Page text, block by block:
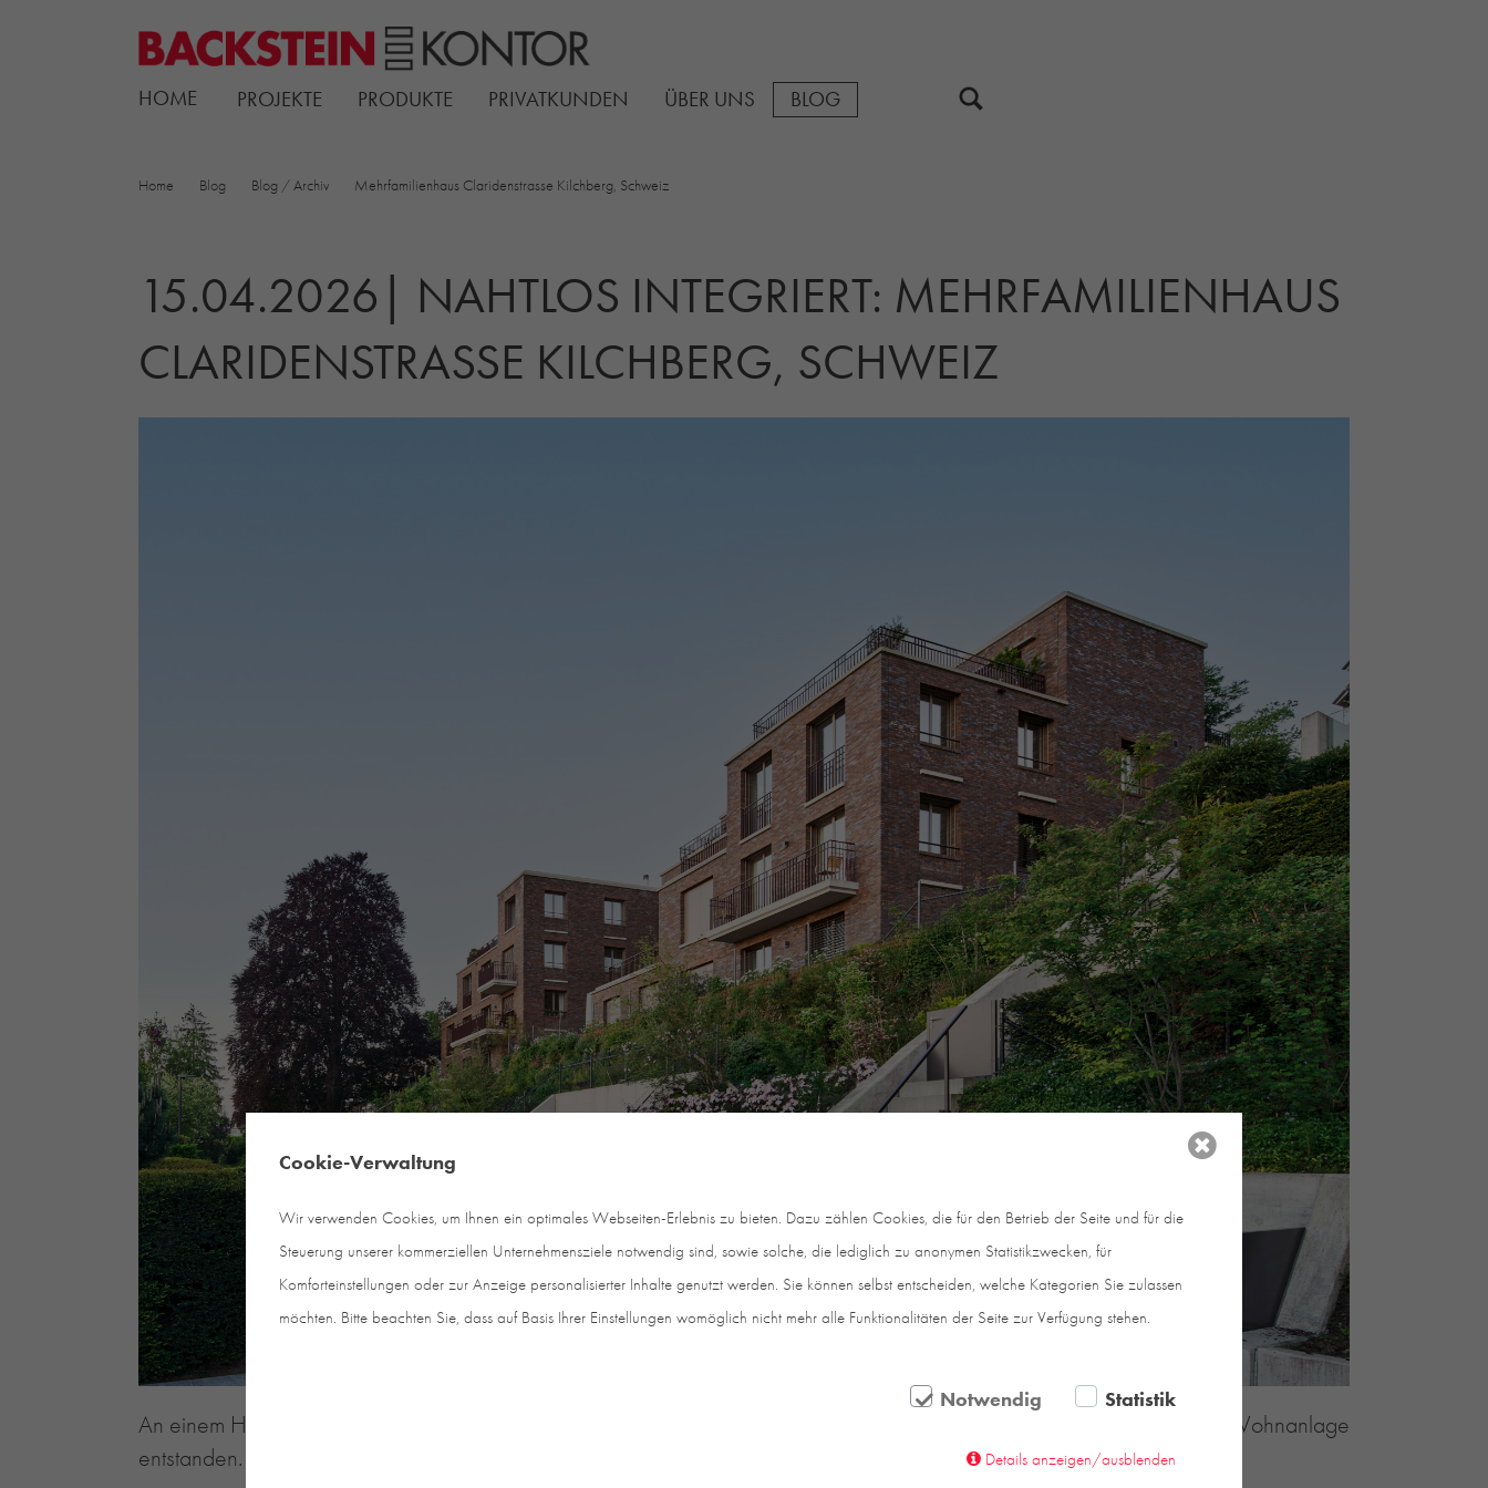
HOME PROJEKTE PRODUKTE PRIVATKUNDEN ÜBER UNS BLOG
Home Blog Blog / Archiv Mehrfamilienhaus Claridenstrasse Kilchberg, Schweiz
15.04.2026| NAHTLOS INTEGRIERT: MEHRFAMILIENHAUS
CLARIDENSTRASSE KILCHBERG, SCHWEIZ
An einem Hang mit wunderschönem Blick auf den Zürichsee ist in der Claridenstrasse in Kilchberg eine neue, attraktive Wohnanlage
entstanden. Sie besteht aus zwei Punkthäusern mit je vier exklusiven Wohnungen.
Cookie-Verwaltung
Wir verwenden Cookies, um Ihnen ein optimales Webseiten-Erlebnis zu bieten. Dazu zählen Cookies, die für den Betrieb der Seite und für die
Steuerung unserer kommerziellen Unternehmensziele notwendig sind, sowie solche, die lediglich zu anonymen Statistikzwecken, für
Komforteinstellungen oder zur Anzeige personalisierter Inhalte genutzt werden. Sie können selbst entscheiden, welche Kategorien Sie zulassen
möchten. Bitte beachten Sie, dass auf Basis Ihrer Einstellungen womöglich nicht mehr alle Funktionalitäten der Seite zur Verfügung stehen.
Notwendig Statistik
Details anzeigen/ausblenden